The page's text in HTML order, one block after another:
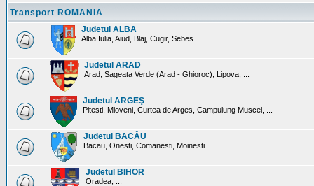
Transport ROMANIA
Judetul ALBA
Alba Iulia, Aiud, Blaj, Cugir, Sebes ...
Judetul ARAD
Arad, Sageata Verde (Arad - Ghioroc), Lipova, ...
Judetul ARGEŞ
Pitesti, Mioveni, Curtea de Arges, Campulung Muscel, ...
Judetul BACĂU
Bacau, Onesti, Comanesti, Moinesti...
Judetul BIHOR
Oradea, ...